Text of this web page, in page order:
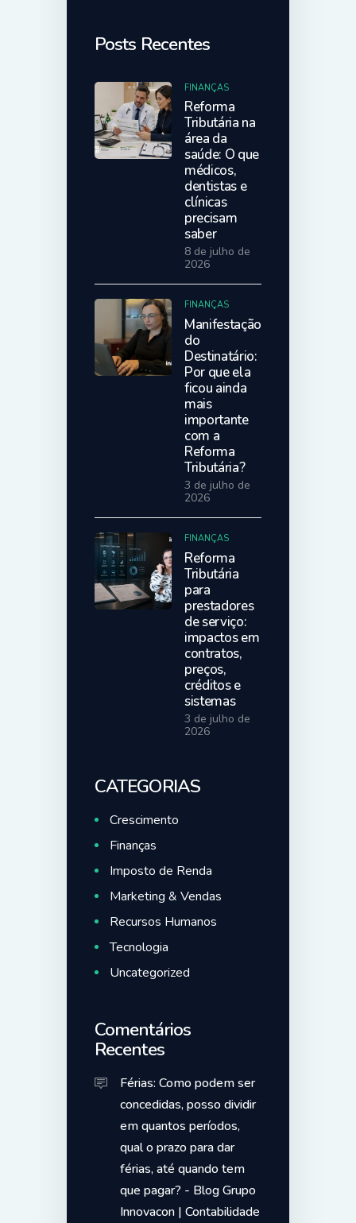
Posts Recentes
FINANÇAS
Reforma
Tributária na
área da
saúde: O que
médicos,
dentistas e
clínicas
precisam
saber
8 de julho de
2026
FINANÇAS
Manifestação
do
Destinatário:
Por que ela
ficou ainda
mais
importante
com a
Reforma
Tributária?
3 de julho de
2026
FINANÇAS
Reforma
Tributária
para
prestadores
de serviço:
impactos em
contratos,
preços,
créditos e
sistemas
3 de julho de
2026
CATEGORIAS
Crescimento
Finanças
Imposto de Renda
Marketing & Vendas
Recursos Humanos
Tecnologia
Uncategorized
Comentários
Recentes
Férias: Como podem ser
concedidas, posso dividir
em quantos períodos,
qual o prazo para dar
férias, até quando tem
que pagar? - Blog Grupo
Innovacon | Contabilidade